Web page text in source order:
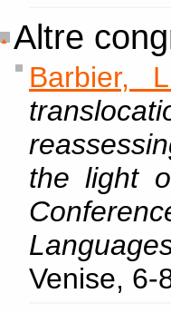
Altre
Barbier,
the light
Venise, 6-